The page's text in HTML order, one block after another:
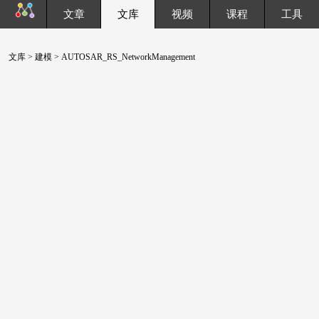
文章 文库 视频 课程 工具
文库 > 建模 > AUTOSAR_RS_NetworkManagement